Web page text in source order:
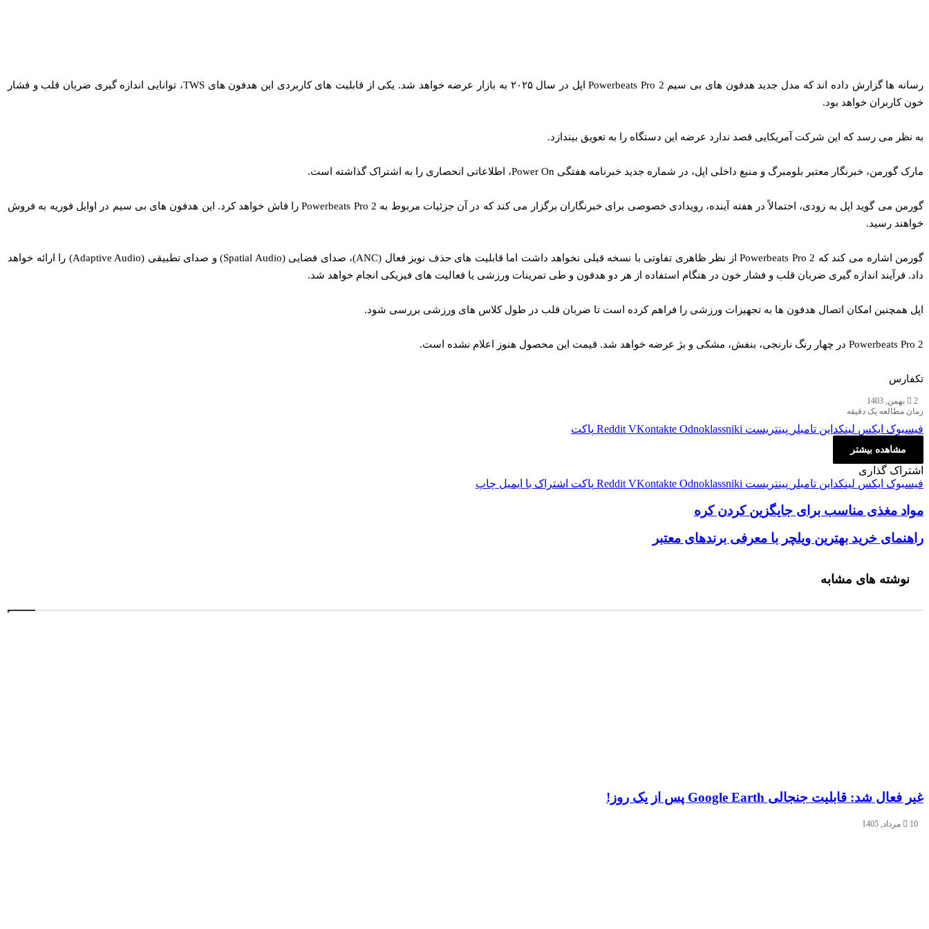
رسانه‌ ها گزارش داده‌ اند که مدل جدید هدفون‌ های بی‌ سیم Powerbeats Pro 2 اپل در سال ۲۰۲۵ به بازار عرضه خواهد شد. یکی از قابلیت‌ های کاربردی این هدفون‌ های TWS، توانایی اندازه‌ گیری ضربان قلب و فشار
خون کاربران خواهد بود.
به نظر می‌ رسد که این شرکت آمریکایی قصد ندارد عرضه این دستگاه را به تعویق بیندازد.
مارک گورمن، خبرنگار معتبر بلومبرگ و منبع داخلی اپل، در شماره جدید خبرنامه هفتگی Power On، اطلاعاتی انحصاری را به اشتراک گذاشته است.
گورمن می‌ گوید اپل به‌ زودی، احتمالاً در هفته آینده، رویدادی خصوصی برای خبرنگاران برگزار می‌ کند که در آن جزئیات مربوط به Powerbeats Pro 2 را فاش خواهد کرد. این هدفون‌ های بی‌ سیم در اوایل فوریه به فروش
خواهند رسید.
گورمن اشاره می‌ کند که Powerbeats Pro 2 از نظر ظاهری تفاوتی با نسخه قبلی نخواهد داشت اما قابلیت‌ های حذف نویز فعال (ANC)، صدای فضایی (Spatial Audio) و صدای تطبیقی (Adaptive Audio) را ارائه خواهد
داد. فرآیند اندازه‌ گیری ضربان قلب و فشار خون در هنگام استفاده از هر دو هدفون و طی تمرینات ورزشی یا فعالیت‌ های فیزیکی انجام خواهد شد.
اپل همچنین امکان اتصال هدفون‌ ها به تجهیزات ورزشی را فراهم کرده است تا ضربان قلب در طول کلاس‌ های ورزشی بررسی شود.
Powerbeats Pro 2 در چهار رنگ نارنجی، بنفش، مشکی و بژ عرضه خواهد شد. قیمت این محصول هنوز اعلام نشده است.
تکفارس
2 بهمن, 1403
زمان مطالعه یک دقیقه
فیسبوک ایکس لینکداین تامبلر پینتریست Reddit VKontakte Odnoklassniki پاکت
مشاهده بیشتر
اشتراک گذاری
فیسبوک ایکس لینکداین تامبلر پینتریست Reddit VKontakte Odnoklassniki پاکت اشتراک با ایمیل چاپ
مواد مغذی مناسب برای جایگزین کردن کره
مواد مغذی مناسب برای جایگزین کردن کره
راهنمای خرید بهترین ویلچر با معرفی برندهای معتبر
راهنمای خرید بهترین ویلچر با معرفی برندهای معتبر
نوشته های مشابه
غیر فعال شد: قابلیت جنجالی Google Earth پس از یک روز!
10 مرداد, 1405